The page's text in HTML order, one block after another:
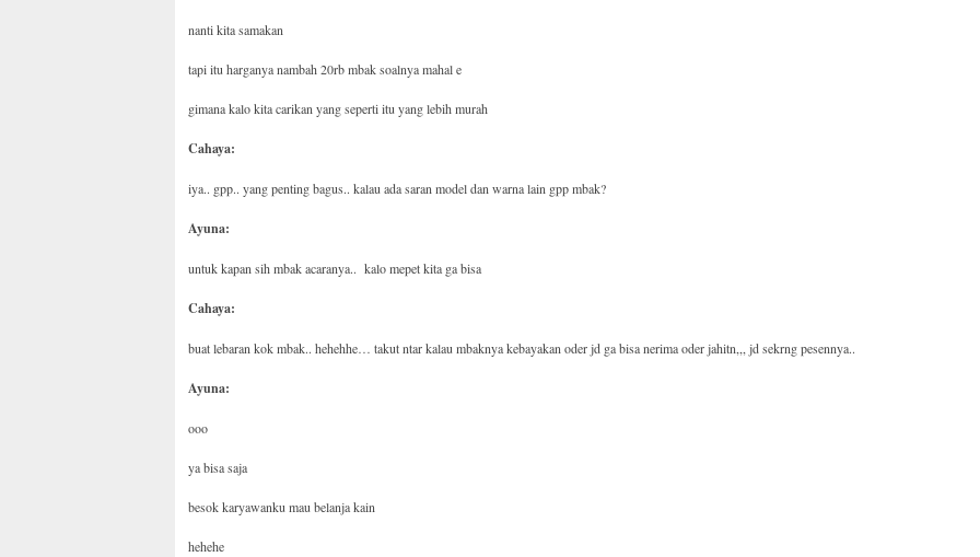
nanti kita samakan
tapi itu harganya nambah 20rb mbak soalnya mahal e
gimana kalo kita carikan yang seperti itu yang lebih murah
Cahaya:
iya.. gpp.. yang penting bagus.. kalau ada saran model dan warna lain gpp mbak?
Ayuna:
untuk kapan sih mbak acaranya.. kalo mepet kita ga bisa
Cahaya:
buat lebaran kok mbak.. hehehhe… takut ntar kalau mbaknya kebayakan oder jd ga bisa nerima oder jahitn,,, jd sekrng pesennya..
Ayuna:
ooo
ya bisa saja
besok karyawanku mau belanja kain
hehehe